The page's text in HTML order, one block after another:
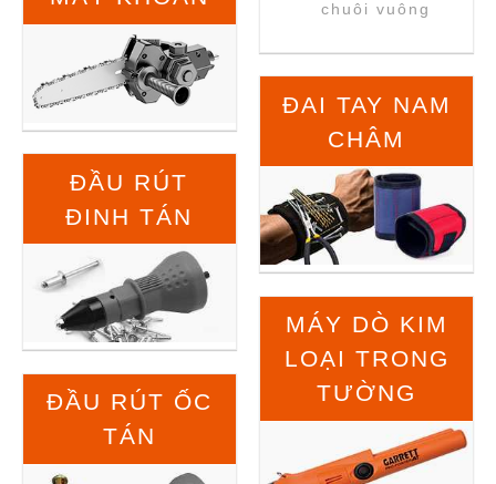
ĐẦU RÚT
ĐINH TÁN
ĐẦU RÚT ỐC
TÁN
chuôi vuông
ĐAI TAY NAM
CHÂM
MÁY DÒ KIM
LOẠI TRONG
TƯỜNG